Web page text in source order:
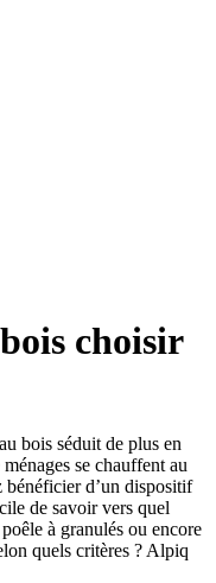
choisir
bois séduit de plus en
se chauffent au
bénéficier d’un dispositif
de savoir vers quel
à granulés ou encore
quels critères ? Alpiq